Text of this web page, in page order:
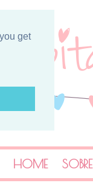
get
HOME